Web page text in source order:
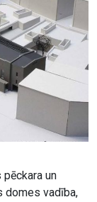
un
domes vadība,